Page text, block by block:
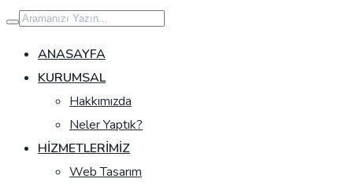
İçeriğe
geç
ANASAYFA
KURUMSAL
Hakkımızda
Neler Yaptık?
HIZMETLERIMIZ
Web Tasarım